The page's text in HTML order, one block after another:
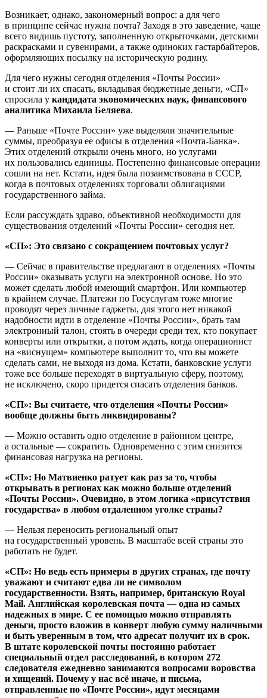
Возникает, однако, закономерный вопрос: а для чего
в принципе сейчас нужна почта? Заходя в это заведение, чаще
всего видишь пустоту, заполненную открыточками, детскими
раскрасками и сувенирами, а также одиноких гастарбайтеров,
оформляющих посылку на историческую родину.
Для чего нужны сегодня отделения «Почты России»
и стоит ли их спасать, вкладывая бюджетные деньги, «СП»
спросила у кандидата экономических наук, финансового
аналитика Михаила Беляева.
— Раньше «Почте России» уже выделяли значительные
суммы, преобразуя ее офисы в отделения «Почта-Банка».
Этих отделений открыли очень много, но услугами
их пользовались единицы. Постепенно финансовые операции
сошли на нет. Кстати, идея была позаимствована в СССР,
когда в почтовых отделениях торговали облигациями
государственного займа.
Если рассуждать здраво, объективной необходимости для
существования отделений «Почты России» сегодня нет.
«СП»: Это связано с сокращением почтовых услуг?
— Сейчас в правительстве предлагают в отделениях «Почты
России» оказывать услуги на электронной основе. Но это
может сделать любой имеющий смартфон. Или компьютер
в крайнем случае. Платежи по Госуслугам тоже многие
проводят через личные гаджеты, для этого нет никакой
надобности идти в отделение «Почты России», брать там
электронный талон, стоять в очереди среди тех, кто покупает
конверты или открытки, а потом ждать, когда операционист
на «виснущем» компьютере выполнит то, что вы можете
сделать сами, не выходя из дома. Кстати, банковские услуги
тоже все больше переходят в виртуальную сферу, поэтому,
не исключено, скоро придется спасать отделения банков.
«СП»: Вы считаете, что отделения «Почты России»
вообще должны быть ликвидированы?
— Можно оставить одно отделение в районном центре,
а остальные — сократить. Одновременно с этим снизится
финансовая нагрузка на регионы.
«СП»: Но Матвиенко ратует как раз за то, чтобы
открывать в регионах как можно больше отделений
«Почты России». Очевидно, в этом логика «присутствия
государства» в любом отдаленном уголке страны?
— Нельзя переносить региональный опыт
на государственный уровень. В масштабе всей страны это
работать не будет.
«СП»: Но ведь есть примеры в других странах, где почту
уважают и считают едва ли не символом
государственности. Взять, например, британскую Royal
Mail. Английская королевская почта — одна из самых
надежных в мире. С ее помощью можно отправлять
деньги, просто вложив в конверт любую сумму наличными
и быть уверенным в том, что адресат получит их в срок.
В штате королевской почты постоянно работает
специальный отдел расследований, в котором 272
следователя ежедневно занимаются вопросами воровства
и хищений. Почему у нас всё иначе, и письма,
отправленные по «Почте России», идут месяцами